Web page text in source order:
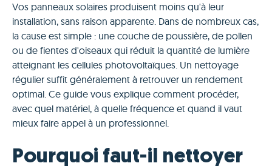
Vos panneaux solaires produisent moins qu'à leur
installation, sans raison apparente. Dans de nombreux cas,
la cause est simple : une couche de poussière, de pollen
ou de fientes d'oiseaux qui réduit la quantité de lumière
atteignant les cellules photovoltaïques. Un nettoyage
régulier suffit généralement à retrouver un rendement
optimal. Ce guide vous explique comment procéder,
avec quel matériel, à quelle fréquence et quand il vaut
mieux faire appel à un professionnel.
Pourquoi faut-il nettoyer